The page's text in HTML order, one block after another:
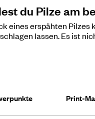
du Pilze am
eines erspähten Pilzes
lassen. Es ist
Print-